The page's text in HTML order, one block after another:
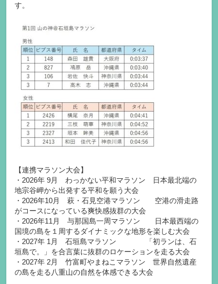
す。
【連携マラソン大会】
・2026年 9月 わっかない平和マラソン 日本最北端の
地宗谷岬から出発する平和を願う大会
・2026年10月 萩・石見空港マラソン 空港の滑走路
がコースになっている爽快感抜群の大会
・2026年11月 与那国島一周マラソン 日本最西端の
国境の島を１周するダイナミックな地形を楽しむ大会
・2027年 1月 石垣島マラソン 「初ランは、石
垣島で。」を合言葉に抜群のロケーションを走る大会
・2027年 2月 竹富町やまねこマラソン 世界自然遺産
の島を走る八重山の自然を体感できる大会